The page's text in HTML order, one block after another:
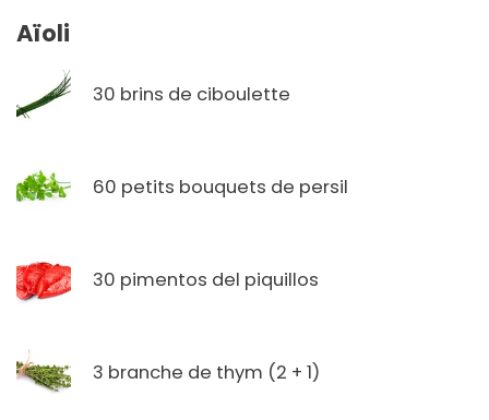
Aïoli
30 brins de ciboulette
60 petits bouquets de persil
30 pimentos del piquillos
3 branche de thym (2 + 1)